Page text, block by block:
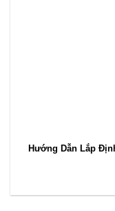
Hướng Dẫn Lắp